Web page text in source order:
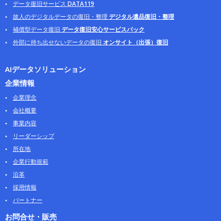
データ復旧サービス DATA119
故人のデジタルデータの復旧・整理 デジタル遺品復旧・整理
補償型データ復旧 データ復旧安心サービスパック
外部に持ち出せないデータの復旧 オンサイト（出張）復旧
AIデータソリューション
企業情報
企業理念
会社概要
事業内容
リーダーシップ
所在地
企業行動規範
沿革
採用情報
パートナー
お問合せ・販売